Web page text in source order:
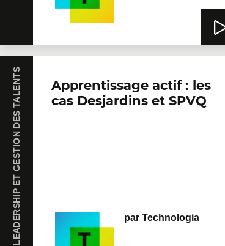
LEADERSHIP ET GESTION DES TALENTS
Apprentissage actif : les
cas Desjardins et SPVQ
par Technologia